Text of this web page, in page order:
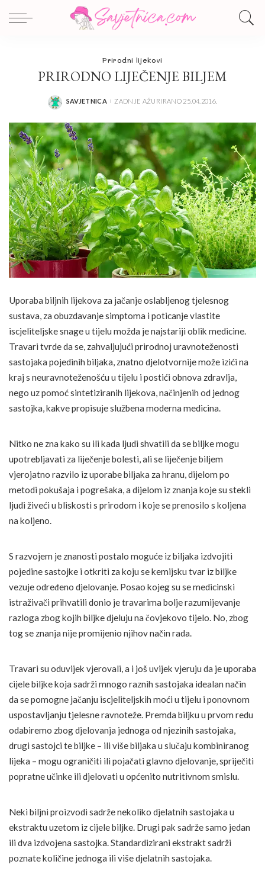
Prirodni lijekovi
PRIRODNO LIJEČENJE BILJEM
POSTED
SAVJETNICA ZADNJE AŽURIRANO 25.04.2016.
Uporaba biljnih lijekova za jačanje oslabljenog tjelesnog
sustava, za obuzdavanje simptoma i poticanje vlastite
iscjeliteljske snage u tijelu možda je najstariji oblik medicine.
Travari tvrde da se, zahvaljujući prirodnoj uravnoteženosti
sastojaka pojedinih biljaka, znatno djelotvornije može izići na
kraj s neuravnoteženošću u tijelu i postići obnova zdravlja,
nego uz pomoć sintetiziranih lijekova, načinjenih od jednog
sastojka, kakve propisuje službena moderna medicina.
Nitko ne zna kako su ili kada ljudi shvatili da se biljke mogu
upotrebljavati za liječenje bolesti, ali se liječenje biljem
vjerojatno razvilo iz uporabe biljaka za hranu, dijelom po
metodi pokušaja i pogrešaka, a dijelom iz znanja koje su stekli
ljudi živeći u bliskosti s prirodom i koje se prenosilo s koljena
na koljeno.
S razvojem je znanosti postalo moguće iz biljaka izdvojiti
pojedine sastojke i otkriti za koju se kemijsku tvar iz biljke
vezuje određeno djelovanje. Posao kojeg su se medicinski
istraživači prihvatili donio je travarima bolje razumijevanje
razloga zbog kojih biljke djeluju na čovjekovo tijelo. No, zbog
tog se znanja nije promijenio njihov način rada.
Travari su oduvijek vjerovali, a i još uvijek vjeruju da je uporaba
cijele biljke koja sadrži mnogo raznih sastojaka idealan način
da se pomogne jačanju iscjeliteljskih moći u tijelu i ponovnom
uspostavljanju tjelesne ravnoteže. Premda biljku u prvom redu
odabiremo zbog djelovanja jednoga od njezinih sastojaka,
drugi sastojci te biljke – ili više biljaka u slučaju kombiniranog
lijeka – mogu ograničiti ili pojačati glavno djelovanje, spriječiti
popratne učinke ili djelovati u općenito nutritivnom smislu.
Neki biljni proizvodi sadrže nekoliko djelatnih sastojaka u
ekstraktu uzetom iz cijele biljke. Drugi pak sadrže samo jedan
ili dva izdvojena sastojka. Standardizirani ekstrakt sadrži
poznate količine jednoga ili više djelatnih sastojaka.